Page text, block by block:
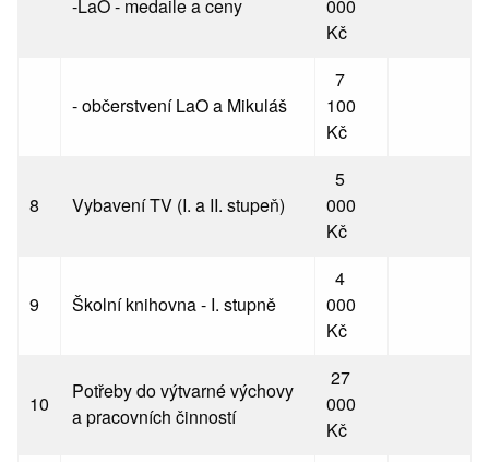
-LaO - medaile a ceny
000
Kč
- občerstvení LaO a Mikuláš
7
100
Kč
8 Vybavení TV (I. a II. stupeň)
5
000
Kč
9 Školní knihovna - I. stupně
4
000
Kč
10
Potřeby do výtvarné výchovy
a pracovních činností
27
000
Kč